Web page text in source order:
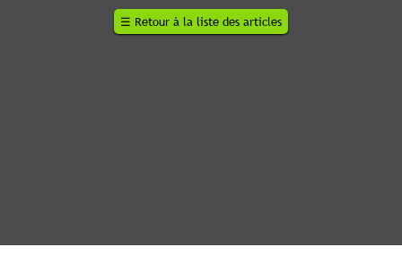
☰ Retour à la liste des articles